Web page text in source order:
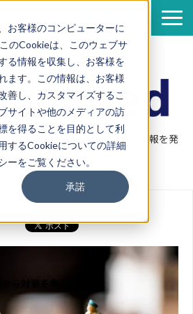
お客様のコンピューターに
のCookieは、このウェブサ
る情報を収集し、お客様を
ます。この情報は、お客様
善し、カスタマイズするこ
サイトや他のメディアの訪
を得ることを目的として利
するCookieについての詳細
ーをご覧ください。
承諾
サービス
導入事例
資料一覧
セミナー情報
企業情報
翻訳ブログ
エディットなど翻訳に関連する情報を発
信